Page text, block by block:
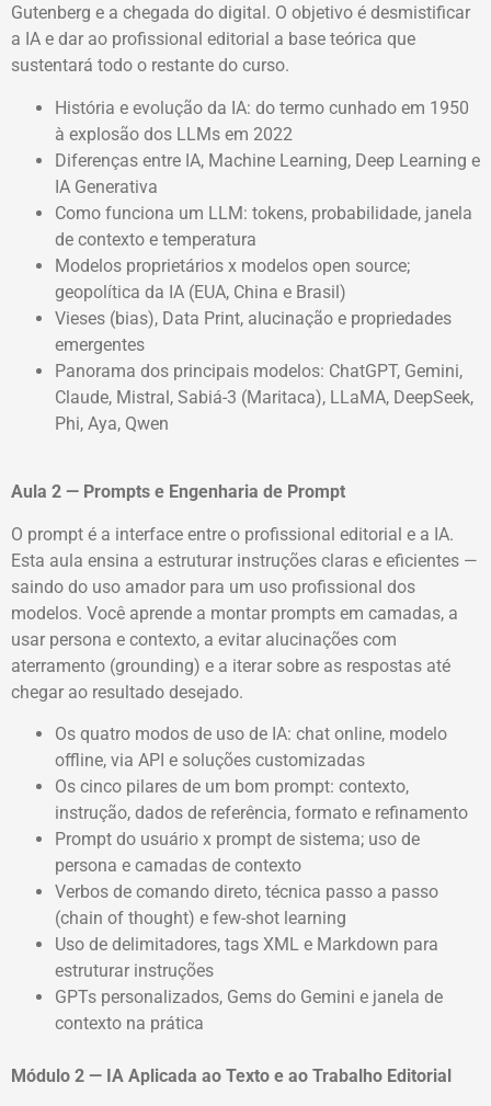
Gutenberg e a chegada do digital. O objetivo é desmistificar
a IA e dar ao profissional editorial a base teórica que
sustentará todo o restante do curso.
História e evolução da IA: do termo cunhado em 1950
à explosão dos LLMs em 2022
Diferenças entre IA, Machine Learning, Deep Learning e
IA Generativa
Como funciona um LLM: tokens, probabilidade, janela
de contexto e temperatura
Modelos proprietários x modelos open source;
geopolítica da IA (EUA, China e Brasil)
Vieses (bias), Data Print, alucinação e propriedades
emergentes
Panorama dos principais modelos: ChatGPT, Gemini,
Claude, Mistral, Sabiá-3 (Maritaca), LLaMA, DeepSeek,
Phi, Aya, Qwen
Aula 2 — Prompts e Engenharia de Prompt
O prompt é a interface entre o profissional editorial e a IA.
Esta aula ensina a estruturar instruções claras e eficientes —
saindo do uso amador para um uso profissional dos
modelos. Você aprende a montar prompts em camadas, a
usar persona e contexto, a evitar alucinações com
aterramento (grounding) e a iterar sobre as respostas até
chegar ao resultado desejado.
Os quatro modos de uso de IA: chat online, modelo
offline, via API e soluções customizadas
Os cinco pilares de um bom prompt: contexto,
instrução, dados de referência, formato e refinamento
Prompt do usuário x prompt de sistema; uso de
persona e camadas de contexto
Verbos de comando direto, técnica passo a passo
(chain of thought) e few-shot learning
Uso de delimitadores, tags XML e Markdown para
estruturar instruções
GPTs personalizados, Gems do Gemini e janela de
contexto na prática
Módulo 2 — IA Aplicada ao Texto e ao Trabalho Editorial